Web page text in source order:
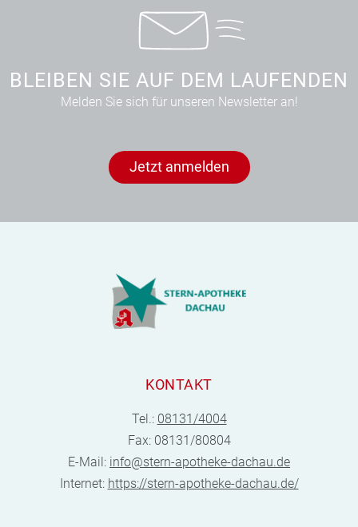
BLEIBEN SIE AUF DEM LAUFENDEN
Melden Sie sich für unseren Newsletter an!
Jetzt anmelden
KONTAKT
Tel.: 08131/4004
Fax: 08131/80804
E-Mail: info@stern-apotheke-dachau.de
Internet: https://stern-apotheke-dachau.de/